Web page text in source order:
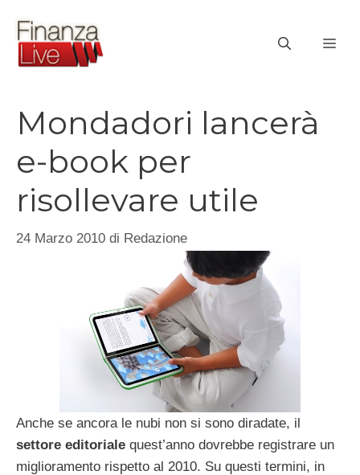
contenuto
Mondadori lancerà
e-book per
risollevare utile
24 Marzo 2010 di Redazione
Anche se ancora le nubi non si sono diradate, il
settore editoriale quest’anno dovrebbe registrare un
miglioramento rispetto al 2010. Su questi termini, in